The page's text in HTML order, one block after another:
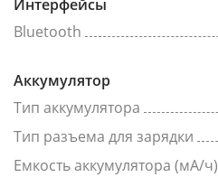
Интерфейсы
Bluetooth
Аккумулятор
Тип аккумулятора
Тип разъема для зарядки
Емкость аккумулятора (мА/ч)